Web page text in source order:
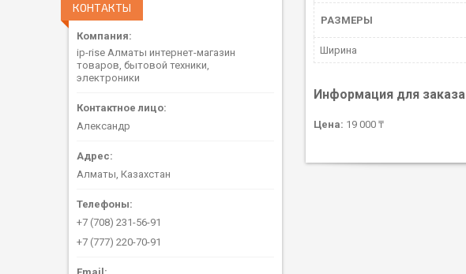
РАЗМЕРЫ
Ширина
Информация для заказа
Цена: 19 000 ₸
КОНТАКТЫ
ip-rise Алматы интернет-магазин
товаров, бытовой техники,
электроники
Александр
Алматы, Казахстан
+7 (708) 231-56-91
+7 (777) 220-70-91